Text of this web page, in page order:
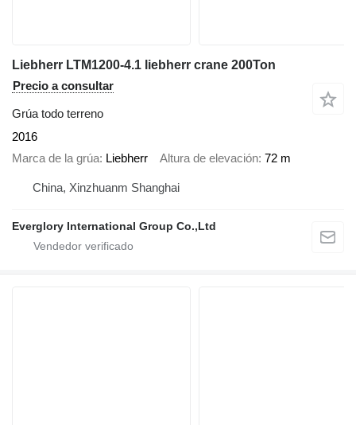
Liebherr LTM1200-4.1 liebherr crane 200Ton
Precio a consultar
Grúa todo terreno
2016
Marca de la grúa Liebherr Altura de elevación 72 m
China, Xinzhuanm Shanghai
Everglory International Group Co.,Ltd